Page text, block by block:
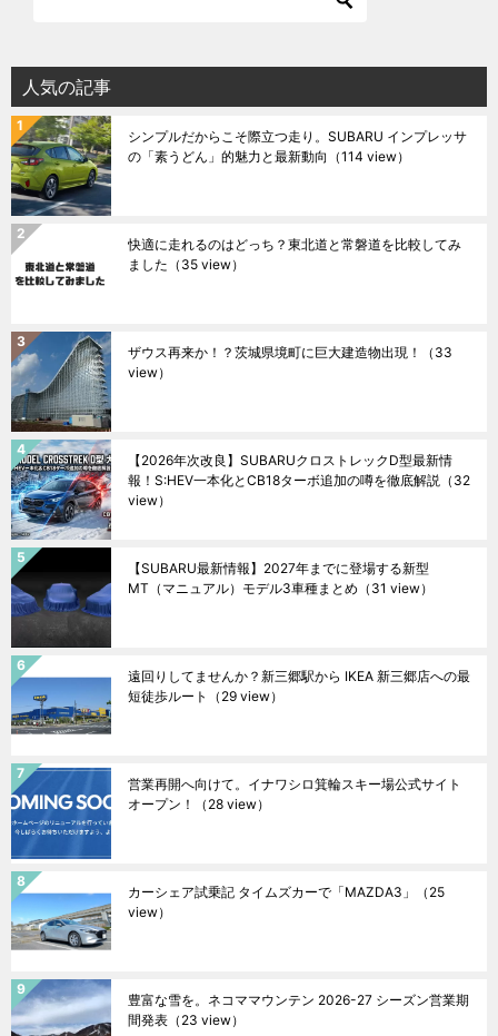
人気の記事
シンプルだからこそ際立つ走り。SUBARU インプレッサ
の「素うどん」的魅力と最新動向 （114 view）
快適に走れるのはどっち？東北道と常磐道を比較してみ
ました （35 view）
ザウス再来か！？茨城県境町に巨大建造物出現！
（33
view）
【2026年次改良】SUBARUクロストレックD型最新情
報！S:HEV一本化とCB18ターボ追加の噂を徹底解説 （32
view）
【SUBARU最新情報】2027年までに登場する新型
MT（マニュアル）モデル3車種まとめ （31 view）
遠回りしてませんか？新三郷駅から IKEA 新三郷店への最
短徒歩ルート
（29 view）
営業再開へ向けて。イナワシロ箕輪スキー場公式サイト
オープン！
（28 view）
カーシェア試乗記 タイムズカーで「MAZDA3」
（25
view）
豊富な雪を。ネコママウンテン 2026-27 シーズン営業期
間発表 （23 view）